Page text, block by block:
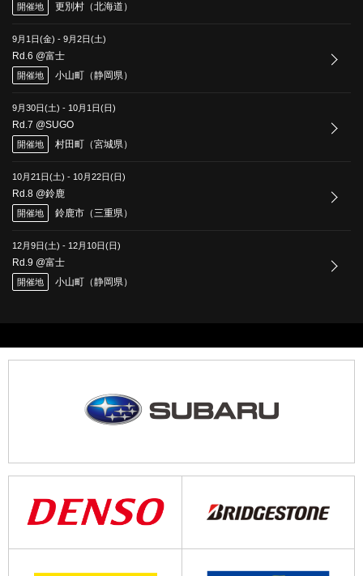
開催地 更別村（北海道）
9月1日(金) - 9月2日(土)
Rd.6 @富士
開催地 小山町（静岡県）
9月30日(土) - 10月1日(日)
Rd.7 @SUGO
開催地 村田町（宮城県）
10月21日(土) - 10月22日(日)
Rd.8 @鈴鹿
開催地 鈴鹿市（三重県）
12月9日(土) - 12月10日(日)
Rd.9 @富士
開催地 小山町（静岡県）